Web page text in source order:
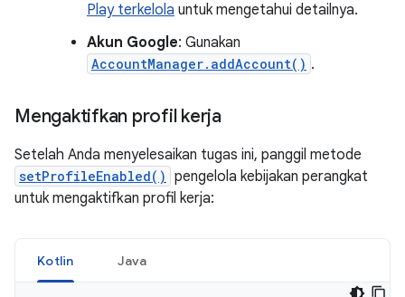
Play terkelola untuk mengetahui detailnya.
Akun Google: Gunakan
AccountManager.addAccount() .
Mengaktifkan profil kerja
Setelah Anda menyelesaikan tugas ini, panggil metode
setProfileEnabled() pengelola kebijakan perangkat
untuk mengaktifkan profil kerja:
Kotlin Java